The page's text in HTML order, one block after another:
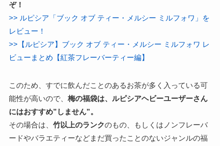
ぞ！
>> ルピシア「ブック オブ ティー・メルシー ミルフォワ」を
レビュー！
>>【ルピシア】ブック オブ ティー・メルシー ミルフォワ レ
ビューまとめ【紅茶フレーバーティー編】
このため、すでに飲んだことのあるお茶が多く入っている可
能性が高いので、 梅の福袋は、ルピシアヘビーユーザーさん
にはおすすめ”しません”。
その場合は、 竹以上のランクのもの、もしくはノンフレーバ
ードやバラエティーなどまだ買ったことのないジャンルの福